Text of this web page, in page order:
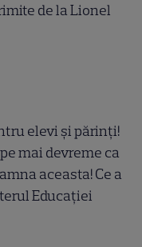
de la Lionel
elevi și părinți!
mai devreme ca
aceasta! Ce a
Educației